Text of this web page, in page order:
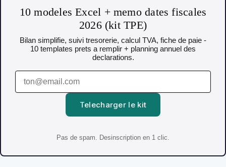
10 modeles Excel + memo dates fiscales
2026 (kit TPE)
Bilan simplifie, suivi tresorerie, calcul TVA, fiche de paie -
10 templates prets a remplir + planning annuel des
declarations.
Telecharger le kit
Pas de spam. Desinscription en 1 clic.